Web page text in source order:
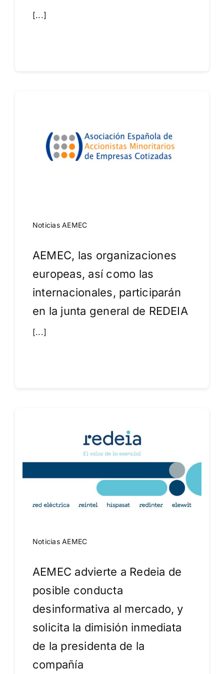
[...]
Noticias AEMEC
AEMEC, las organizaciones
europeas, así como las
internacionales, participarán
en la junta general de REDEIA
[...]
Noticias AEMEC
AEMEC advierte a Redeia de
posible conducta
desinformativa al mercado, y
solicita la dimisión inmediata
de la presidenta de la
compañía